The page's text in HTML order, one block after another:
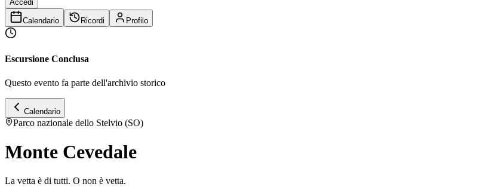
Accedi
Calendario Ricordi Profilo
Escursione Conclusa
Questo evento fa parte dell'archivio storico
Calendario
Parco nazionale dello Stelvio (SO)
Monte Cevedale
La vetta è di tutti. O non è vetta.